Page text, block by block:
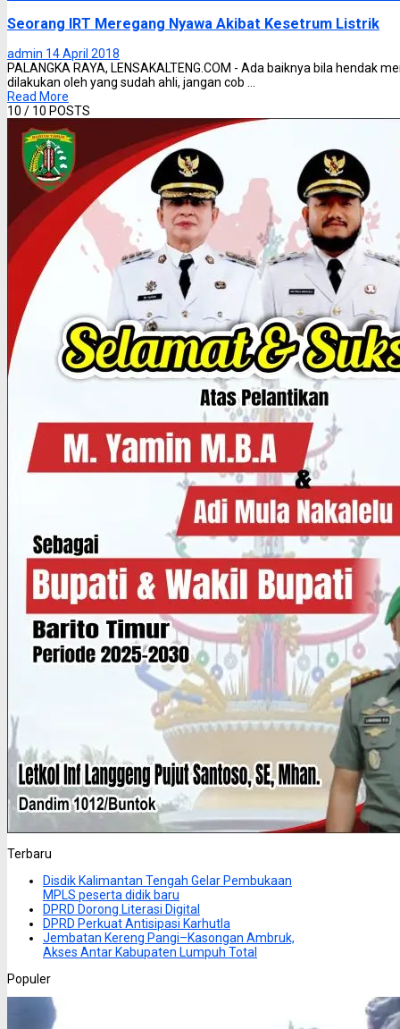
Seorang IRT Meregang Nyawa Akibat Kesetrum Listrik
admin 14 April 2018
PALANGKA RAYA, LENSAKALTENG.COM - Ada baiknya bila hendak
dilakukan oleh yang sudah ahli, jangan cob ...
Read More
10 / 10 POSTS
Terbaru
Disdik Kalimantan Tengah Gelar Pembukaan
MPLS peserta didik baru
DPRD Dorong Literasi Digital
DPRD Perkuat Antisipasi Karhutla
Jembatan Kereng Pangi–Kasongan Ambruk,
Akses Antar Kabupaten Lumpuh Total
Populer